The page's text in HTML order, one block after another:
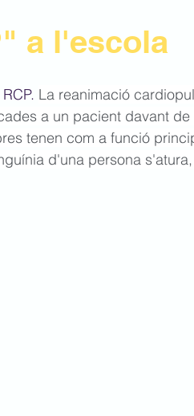
a l'escola
La reanimació
a un pacient davant
tenen com a funció
d'una persona